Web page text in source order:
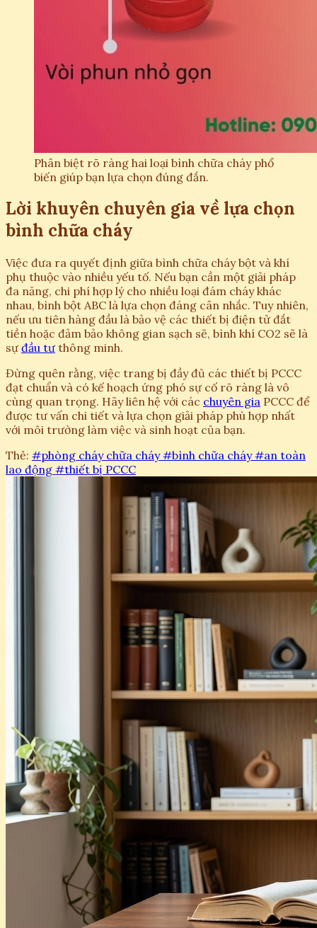
Phân biệt rõ ràng hai loại bình chữa cháy phổ
biến giúp bạn lựa chọn đúng đắn.
Lời khuyên chuyên gia về lựa chọn
bình chữa cháy
Việc đưa ra quyết định giữa bình chữa cháy bột và khí
phụ thuộc vào nhiều yếu tố. Nếu bạn cần một giải pháp
đa năng, chi phí hợp lý cho nhiều loại đám cháy khác
nhau, bình bột ABC là lựa chọn đáng cân nhắc. Tuy nhiên,
nếu ưu tiên hàng đầu là bảo vệ các thiết bị điện tử đắt
tiền hoặc đảm bảo không gian sạch sẽ, bình khí CO2 sẽ là
sự đầu tưthông minh.
Đừng quên rằng, việc trang bị đầy đủ các thiết bị PCCC
đạt chuẩn và có kế hoạch ứng phó sự cố rõ ràng là vô
cùng quan trọng. Hãy liên hệ với các chuyên gia PCCC để
được tư vấn chi tiết và lựa chọn giải pháp phù hợp nhất
với môi trường làm việc và sinh hoạt của bạn.
Thẻ: #phòng cháy chữa cháy#bình chữa cháy#an toàn
lao động #thiết bị PCCC